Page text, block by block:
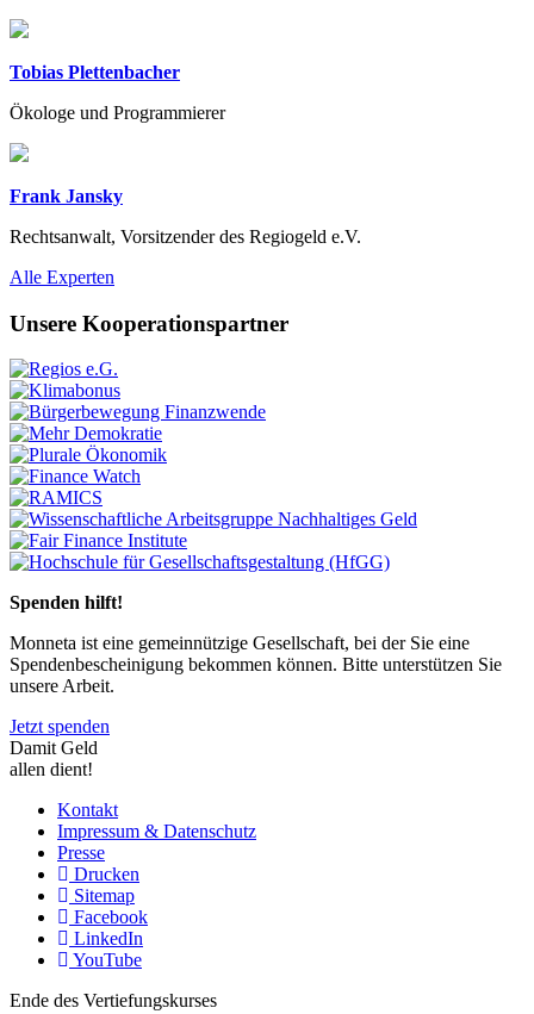
Tobias Plettenbacher
Ökologe und Programmierer
Frank Jansky
Rechtsanwalt, Vorsitzender des Regiogeld e.V.
Previous
Next
Alle Experten
Unsere Kooperationspartner
Spenden hilft!
Monneta ist eine gemeinnützige Gesellschaft, bei der Sie eine
Spendenbescheinigung bekommen können. Bitte unterstützen Sie
unsere Arbeit.
Jetzt spenden
Damit Geld
allen dient!
Kontakt
Impressum & Datenschutz
Presse
Drucken
Sitemap
Facebook
LinkedIn
YouTube
Ende des Vertiefungskurses